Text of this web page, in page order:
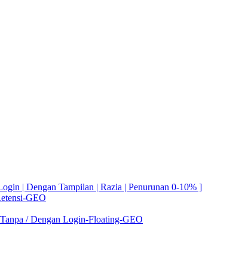
| Dengan Tampilan | Razia | Penurunan 0-10% ]
GEO
/ Dengan Login-Floating-GEO